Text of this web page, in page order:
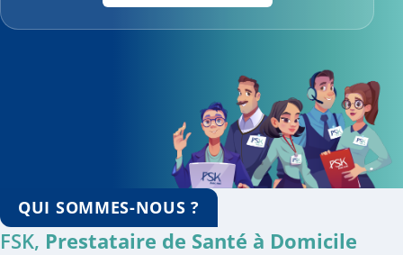
QUI SOMMES-NOUS ?
FSK, Prestataire de Santé à Domicile